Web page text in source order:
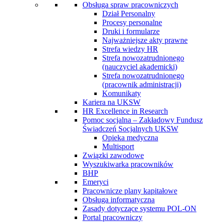
Obsługa spraw pracowniczych
Dział Personalny
Procesy personalne
Druki i formularze
Najważniejsze akty prawne
Strefa wiedzy HR
Strefa nowozatrudnionego
(nauczyciel akademicki)
Strefa nowozatrudnionego
(pracownik administracji)
Komunikaty
Kariera na UKSW
HR Excellence in Research
Pomoc socjalna – Zakładowy Fundusz
Świadczeń Socjalnych UKSW
Opieka medyczna
Multisport
Związki zawodowe
Wyszukiwarka pracowników
BHP
Emeryci
Pracownicze plany kapitałowe
Obsługa informatyczna
Zasady dotyczące systemu POL-ON
Portal pracowniczy